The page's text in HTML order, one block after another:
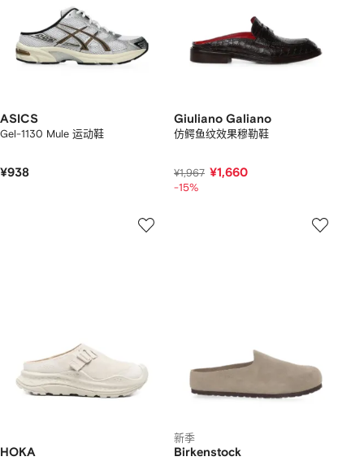
ASICS
Gel-1130 Mule 运动鞋
¥938
Giuliano Galiano
仿鳄鱼纹效果穆勒鞋
¥1,967 ¥1,660
-15%
HOKA
新季
Birkenstock